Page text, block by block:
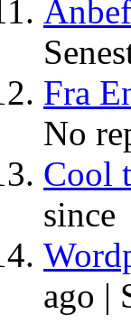
Fra
No
Cool
since
ago |